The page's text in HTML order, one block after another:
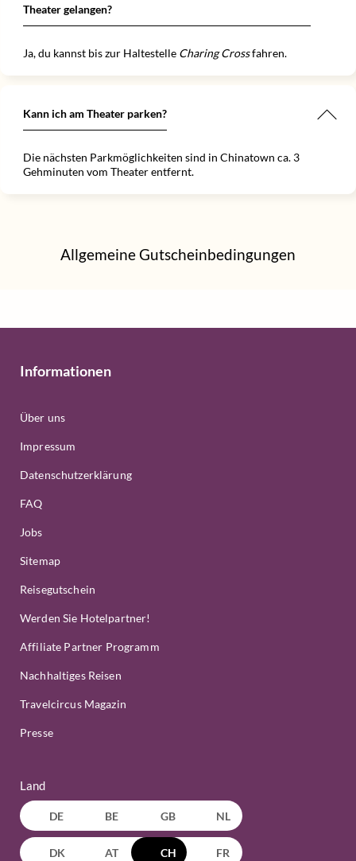
Theater gelangen?
Ja, du kannst bis zur Haltestelle Charing Crossfahren.
Kann ich am Theater parken?
Die nächsten Parkmöglichkeiten sind in Chinatown ca. 3
Gehminuten vom Theater entfernt.
Allgemeine Gutscheinbedingungen
Informationen
Über uns
Impressum
Datenschutzerklärung
FAQ
Jobs
Sitemap
Reisegutschein
Werden Sie Hotelpartner!
Affiliate Partner Programm
Nachhaltiges Reisen
Travelcircus Magazin
Presse
Land
DE BE GB NL
DK AT CH FR